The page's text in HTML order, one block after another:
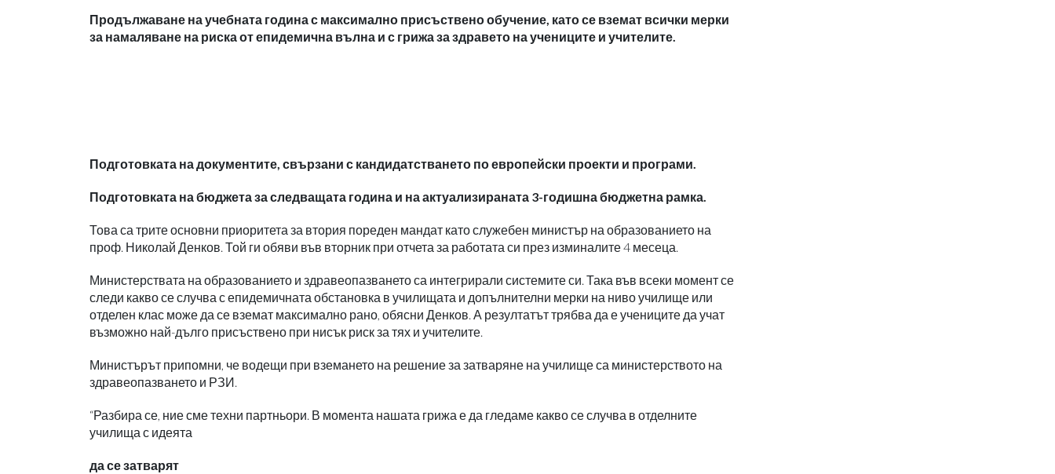
Продължаване на учебната година с максимално присъствено обучение, като се вземат всички мерки
за намаляване на риска от епидемична вълна и с грижа за здравето на учениците и учителите.
Подготовката на документите, свързани с кандидатстването по европейски проекти и програми.
Подготовката на бюджета за следващата година и на актуализираната 3-годишна бюджетна рамка.
Това са трите основни приоритета за втория пореден мандат като служебен министър на образованието на
проф. Николай Денков. Той ги обяви във вторник при отчета за работата си през изминалите 4 месеца.
Министерствата на образованието и здравеопазването са интегрирали системите си. Така във всеки момент се
следи какво се случва с епидемичната обстановка в училищата и допълнителни мерки на ниво училище или
отделен клас може да се вземат максимално рано, обясни Денков. А резултатът трябва да е учениците да учат
възможно най-дълго присъствено при нисък риск за тях и учителите.
Министърът припомни, че водещи при вземането на решение за затваряне на училище са министерството на
здравеопазването и РЗИ.
“Разбира се, ние сме техни партньори. В момента нашата грижа е да гледаме какво се случва в отделните
училища с идеята
да се затварят